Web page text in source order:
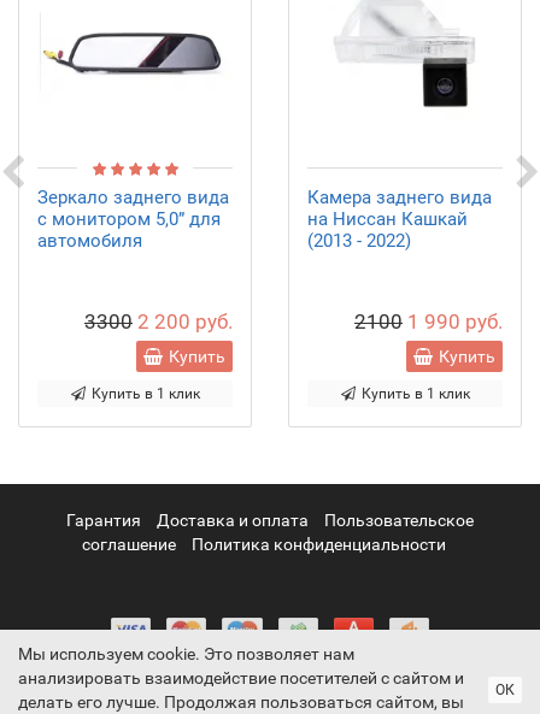
Зеркало заднего вида
с монитором 5,0” для
автомобиля
3300 2 200 руб.
Купить
Купить в 1 клик
Камера заднего вида
на Ниссан Кашкай
(2013 - 2022)
2100 1 990 руб.
Купить
Купить в 1 клик
Гарантия Доставка и оплата
Пользовательское
соглашение
Политика конфиденциальности
ParkCam официальный сайт © 2011-2026. Информация на
Мы используем cookie. Это позволяет нам
анализировать взаимодействие посетителей с сайтом и
делать его лучше. Продолжая пользоваться сайтом, вы
ОК